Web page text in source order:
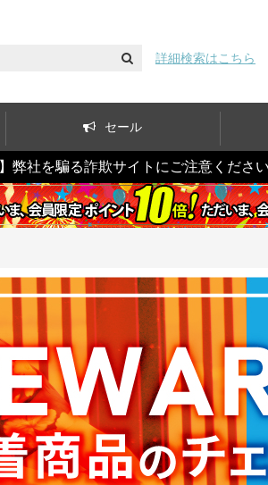
詳細検索はこちら
セール
】弊社を騙る詐欺サイトにご注意ください